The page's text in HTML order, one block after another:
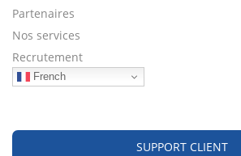
Partenaires
Nos services
Recrutement
French
SUPPORT CLIENT